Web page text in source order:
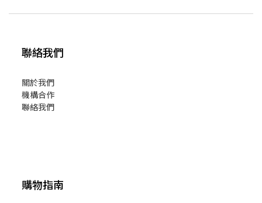
聯絡我們
關於我們
機構合作
聯絡我們
購物指南